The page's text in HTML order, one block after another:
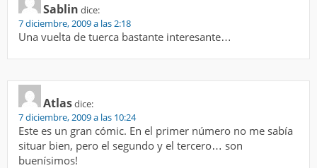
Sablin dice:
7 diciembre, 2009 a las 2:18
Una vuelta de tuerca bastante interesante…
Atlasdice:
7 diciembre, 2009 a las 10:24
Este es un gran cómic. En el primer número no me sabía
situar bien, pero el segundo y el tercero… son
buenísimos!